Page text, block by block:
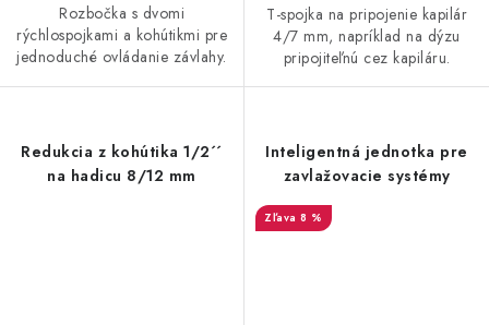
Rozbočka s dvomi
rýchlospojkami a kohútikmi pre
jednoduché ovládanie závlahy.
T-spojka na pripojenie kapilár
4/7 mm, napríklad na dýzu
pripojiteľnú cez kapiláru.
Redukcia z kohútika 1/2´´
na hadicu 8/12 mm
Inteligentná jednotka pre
zavlažovacie systémy
8 %